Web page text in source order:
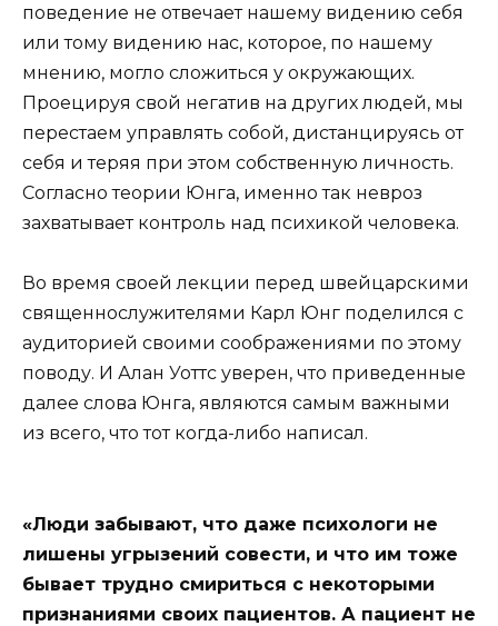
поведение не отвечает нашему видению себя
или тому видению нас, которое, по нашему
мнению, могло сложиться у окружающих.
Проецируя свой негатив на других людей, мы
перестаем управлять собой, дистанцируясь от
себя и теряя при этом собственную личность.
Согласно теории Юнга, именно так невроз
захватывает контроль над психикой человека.
Во время своей лекции перед швейцарскими
священнослужителями Карл Юнг поделился с
аудиторией своими соображениями по этому
поводу. И Алан Уоттс уверен, что приведенные
далее слова Юнга, являются самым важными
из всего, что тот когда-либо написал.
«Люди забывают, что даже психологи не
лишены угрызений совести, и что им тоже
бывает трудно смириться с некоторыми
признаниями своих пациентов. А пациент не